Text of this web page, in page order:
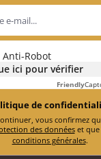
Robot
ici pour vérifier
Friendly
de
des données
conditions générales.